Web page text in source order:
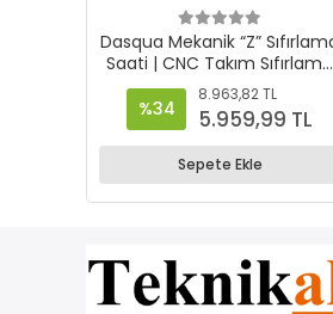
Dasqua Mekanik “Z” Sıfırlama
Saati | CNC Takım Sıfırlama
50mm 0,01 1122-9001
%34
8.963,82 TL
5.959,99 TL
Sepete Ekle